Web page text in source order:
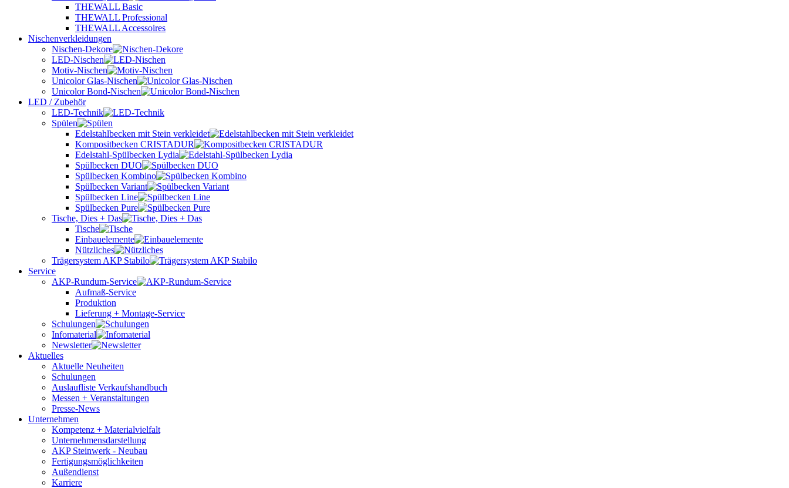
THEWALL Basic
THEWALL Professional
THEWALL Accessoires
Nischenverkleidungen
Nischen-Dekore
LED-Nischen
Motiv-Nischen
Unicolor Glas-Nischen
Unicolor Bond-Nischen
LED / Zubehör
LED-Technik
Spülen
Edelstahlbecken mit Stein verkleidet
Kompositbecken CRISTADUR
Edelstahl-Spülbecken Lydia
Spülbecken DUO
Spülbecken Kombino
Spülbecken Variant
Spülbecken Line
Spülbecken Pure
Tische, Dies + Das
Tische
Einbauelemente
Nützliches
Trägersystem AKP Stabilo
Service
AKP-Rundum-Service
Aufmaß-Service
Produktion
Lieferung + Montage-Service
Schulungen
Infomaterial
Newsletter
Aktuelles
Aktuelle Neuheiten
Schulungen
Auslaufliste Verkaufshandbuch
Messen + Veranstaltungen
Presse-News
Unternehmen
Kompetenz + Materialvielfalt
Unternehmensdarstellung
AKP Steinwerk - Neubau
Fertigungsmöglichkeiten
Außendienst
Karriere